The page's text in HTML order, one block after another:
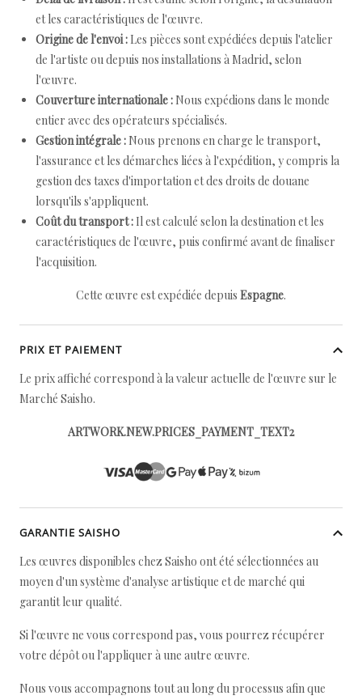
et les caractéristiques de l'œuvre.
Origine de l'envoi : Les pièces sont expédiées depuis l'atelier
de l'artiste ou depuis nos installations à Madrid, selon
l'œuvre.
Couverture internationale : Nous expédions dans le monde
entier avec des opérateurs spécialisés.
Gestion intégrale : Nous prenons en charge le transport,
l'assurance et les démarches liées à l'expédition, y compris la
gestion des taxes d'importation et des droits de douane
lorsqu'ils s'appliquent.
Coût du transport : Il est calculé selon la destination et les
caractéristiques de l'œuvre, puis confirmé avant de finaliser
l'acquisition.
Cette œuvre est expédiée depuis Espagne.
PRIX ET PAIEMENT
Le prix affiché correspond à la valeur actuelle de l'œuvre sur le
Marché Saisho.
ARTWORK.NEW.PRICES_PAYMENT_TEXT2
GARANTIE SAISHO
Les œuvres disponibles chez Saisho ont été sélectionnées au
moyen d'un système d'analyse artistique et de marché qui
garantit leur qualité.
Si l'œuvre ne vous correspond pas, vous pourrez récupérer
votre dépôt ou l'appliquer à une autre œuvre.
Nous vous accompagnons tout au long du processus afin que